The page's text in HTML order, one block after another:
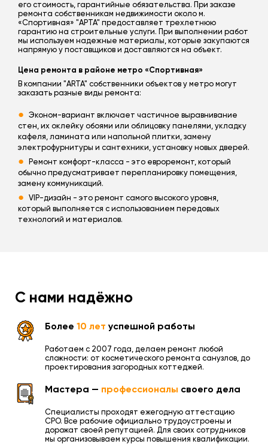
его стоимость, гарантийные обязательства. При заказе
ремонта собственникам недвижимости около м.
«Спортивная» "АРТА" предоставляет трехлетнюю
гарантию на строительные услуги. При выполнении работ
мы используем надежные материалы, которые закупаются
напрямую у поставщиков и доставляются на объект.
Цена ремонта в районе метро «Спортивная»
В компании "ARTA" собственники объектов у метро могут
заказать разные виды ремонта:
Эконом-вариант включает частичное выравнивание
стен, их оклейку обоями или облицовку панелями, укладку
кафеля, ламината или напольной плитки, замену
электрофурнитуры и сантехники, установку новых дверей.
Ремонт комфорт-класса - это евроремонт, который
обычно предусматривает перепланировку помещения,
замену коммуникаций.
VIP-дизайн - это ремонт самого высокого уровня,
который выполняется с использованием передовых
технологий и материалов.
С нами надёжно
Более 10 лет успешной работы
Работаем с 2007 года, делаем ремонт любой
сложности: от косметического ремонта санузлов, до
проектирования загородных коттеджей.
Мастера — профессионалы своего дела
Специалисты проходят ежегодную аттестацию
СРО. Все рабочие официально трудоустроены и
дорожат своей репутацией. Для своих сотрудников
мы организовываем курсы повышения квалификации.